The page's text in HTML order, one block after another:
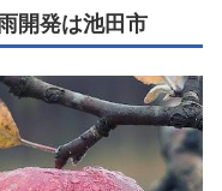
開発は池田市